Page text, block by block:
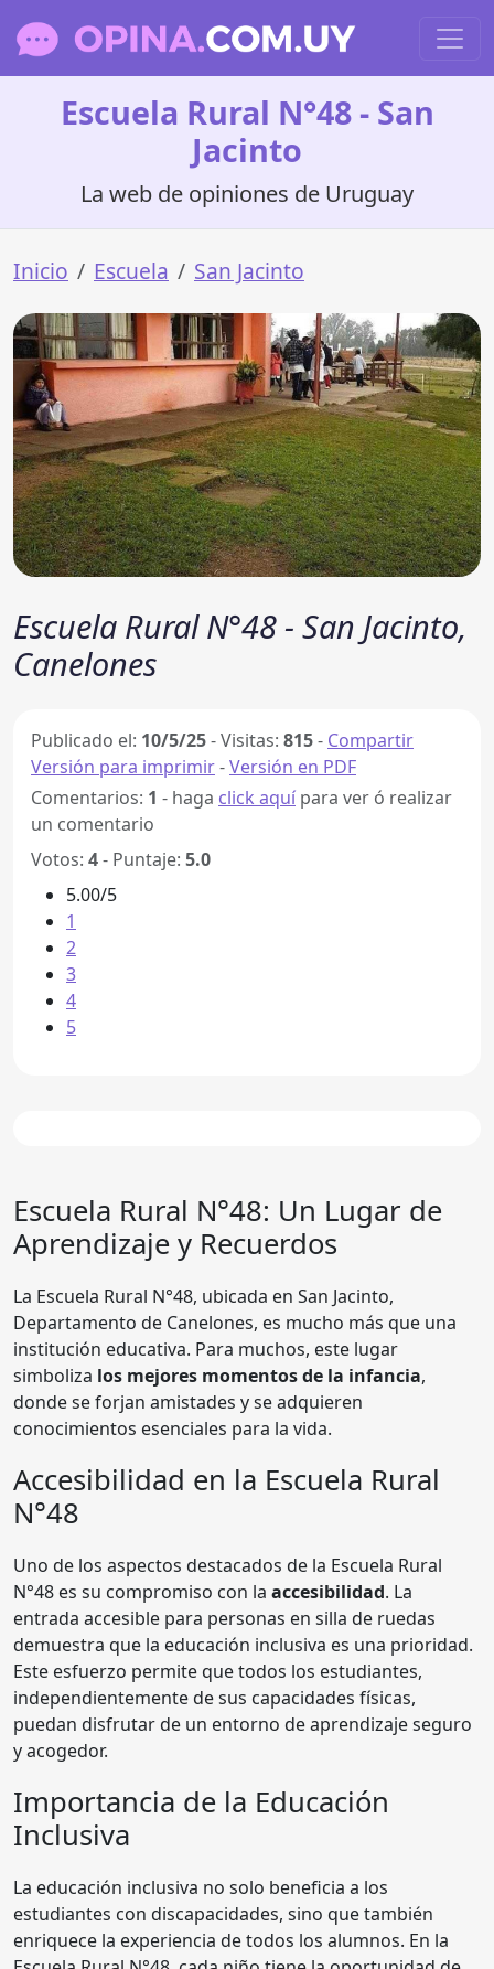
Escuela Rural N°48 - San
Jacinto
La web de opiniones de Uruguay
Inicio Escuela San Jacinto
Escuela Rural N°48 - San Jacinto,
Canelones
Publicado el: 10/5/25-Visitas: 815- Compartir
Versión para imprimir-Versión en PDF
Comentarios: 1 - haga click aquí para ver ó realizar
un comentario
Votos: 4- Puntaje: 5.0
5.00/5
1
2
3
4
5
Escuela Rural N°48: Un Lugar de
Aprendizaje y Recuerdos
La Escuela Rural N°48, ubicada en San Jacinto,
Departamento de Canelones, es mucho más que una
institución educativa. Para muchos, este lugar
simboliza los mejores momentos de la infancia,
donde se forjan amistades y se adquieren
conocimientos esenciales para la vida.
Accesibilidad en la Escuela Rural
N°48
Uno de los aspectos destacados de la Escuela Rural
N°48 es su compromiso con la accesibilidad. La
entrada accesible para personas en silla de ruedas
demuestra que la educación inclusiva es una prioridad.
Este esfuerzo permite que todos los estudiantes,
independientemente de sus capacidades físicas,
puedan disfrutar de un entorno de aprendizaje seguro
y acogedor.
Importancia de la Educación
Inclusiva
La educación inclusiva no solo beneficia a los
estudiantes con discapacidades, sino que también
enriquece la experiencia de todos los alumnos. En la